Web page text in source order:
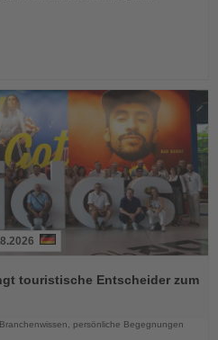
touristische Entscheider zum
persönliche Begegnungen